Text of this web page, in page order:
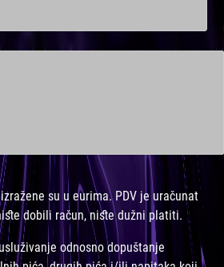
su u eurima. PDV je uračunat
dobili račun, niste dužni platiti.
odnosno dopuštanje